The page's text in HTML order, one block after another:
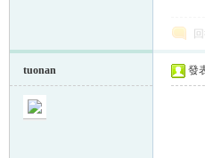
tuonan 發